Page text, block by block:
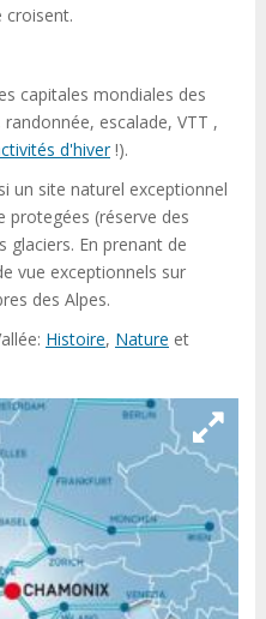
croisent.
capitales mondiales des
randonnée, escalade, VTT ,
d'hiver!).
un site naturel exceptionnel
protegées (réserve des
glaciers. En prenant de
vue exceptionnels sur
des Alpes.
Histoire, Nature et